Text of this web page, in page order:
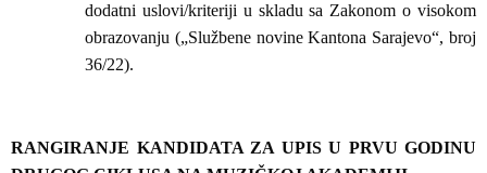
dodatni uslovi/kriteriji u skladu sa Zakonom o visokom
obrazovanju („Službene novine Kantona Sarajevo“, broj
36/22).
RANGIRANJE KANDIDATA ZA UPIS U PRVU GODINU